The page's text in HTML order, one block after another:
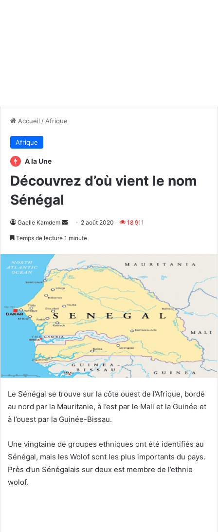
Accueil / Afrique
Afrique
A la Une
Découvrez d’où vient le nom
Sénégal
Gaelle Kamdem
Envoyer2 août 2020 18 911
Temps de lecture 1 minute
Le Sénégal se trouve sur la côte ouest de l’Afrique, bordé
au nord par la Mauritanie, à l’est par le Mali et la Guinée et
à l’ouest par la Guinée-Bissau.
Une vingtaine de groupes ethniques ont été identifiés au
Sénégal, mais les Wolof sont les plus importants du pays.
Près d’un Sénégalais sur deux est membre de l’ethnie
wolof.